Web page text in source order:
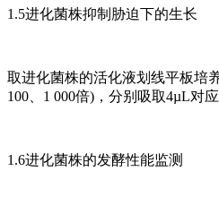
1.5进化菌株抑制胁迫下的生长
取进化菌株的活化液划线平板培
100、1 000倍)，分别吸取4µL对
1.6进化菌株的发酵性能监测